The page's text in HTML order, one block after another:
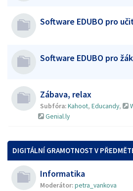
Software EDUBO pro
Software EDUBO pro
Zábava, relax
Subfóra:Kahoot, Educandy,
Genial.ly
DIGITÁLNÍ GRAMOTNOST V
Informatika
Moderátor:petra_vankova